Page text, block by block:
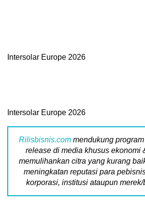
Intersolar Europe 2026
Intersolar Europe 2026
Rilisbisnis.com mendukung
release di media khusus ekonomi
memulihankan citra yang kurang
meningkatan reputasi para
korporasi, institusi ataupun